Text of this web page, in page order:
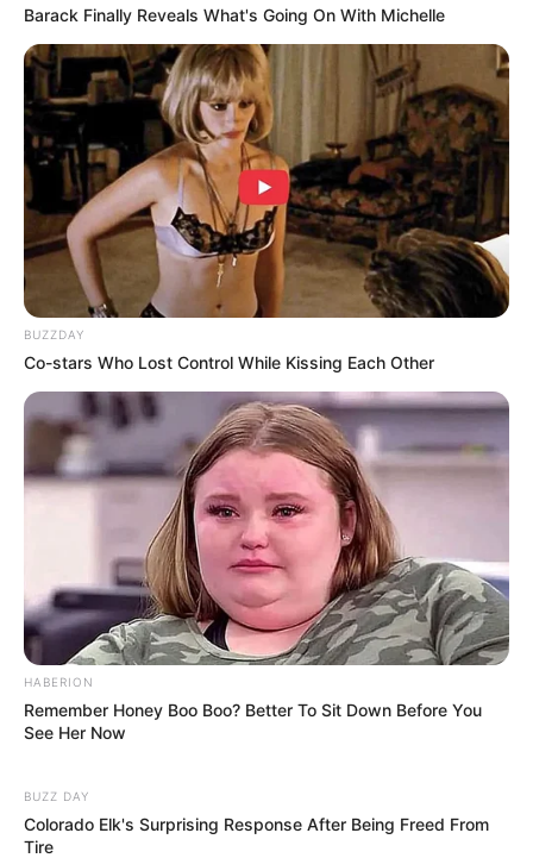
Langka Banget! 10 Pose Lucu
Katak yang Bikin Ketawa
Gemes
Ambyar! 10 Kalimat Baper
Pakai Bahasa Jawa Ini Bikin
Galau Abis
Fail! 10 Potret Makanan Gagal
Dimasak yang Bikin Kamu
Barack Finally Reveals What's Going On With Michelle
BUZZDAY
Co-stars Who Lost Control While Kissing Each Other
HABERION
Remember Honey Boo Boo? Better To Sit Down Before You
See Her Now
BUZZ DAY
Colorado Elk's Surprising Response After Being Freed From
Tire